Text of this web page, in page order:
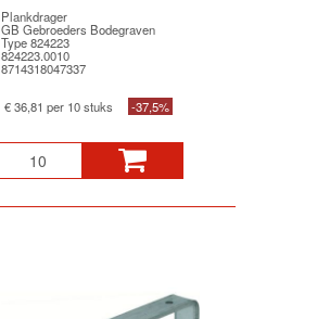
Plankdrager
GB Gebroeders Bodegraven
Type 824223
824223.0010
8714318047337
€ 36,81 per 10 stuks -37,5%